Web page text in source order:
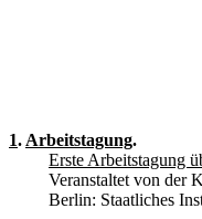
1. Arbeitstagung.
Erste Arbeitstagung
Veranstaltet von der
Berlin: Staatliches